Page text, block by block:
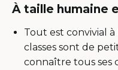
À taille humaine
Tout est convivial à
classes sont de
connaître tous ses